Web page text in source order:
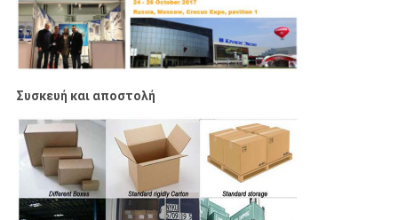
Συσκευή και αποστολή